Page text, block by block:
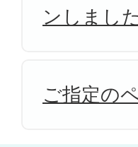
ンしまし
ご指定の